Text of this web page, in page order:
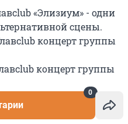
0
«Элизиум» - одни
сцены.
концерт группы
концерт группы
концерт группы